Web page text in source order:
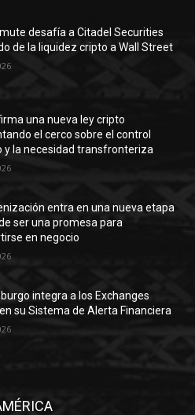
desafía a Citadel Securities
de la liquidez cripto a Wall Street
una nueva ley cripto
el cerco sobre el control
y la necesidad transfronteriza
entra en una nueva etapa
ser una promesa para
en negocio
integra a los Exchanges
su Sistema de Alerta Financiera